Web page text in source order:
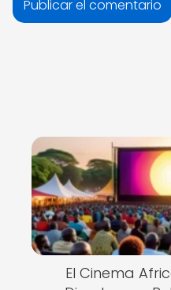
El Cinema